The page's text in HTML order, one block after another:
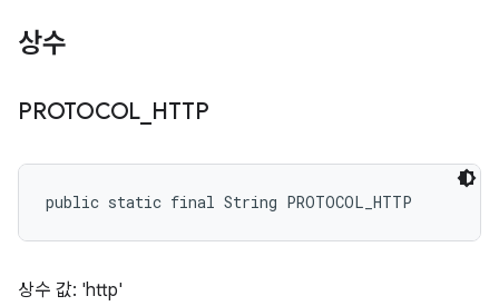
상수
PROTOCOL HTTP
public static final String PROTOCOL_HTTP
상수 값: 'http'